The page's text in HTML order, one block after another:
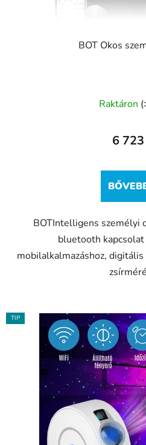
BOT Okos
Raktáron
6
BOTIntelligens személyi
bluetooth
mobilalkalmazáshoz,
TIP